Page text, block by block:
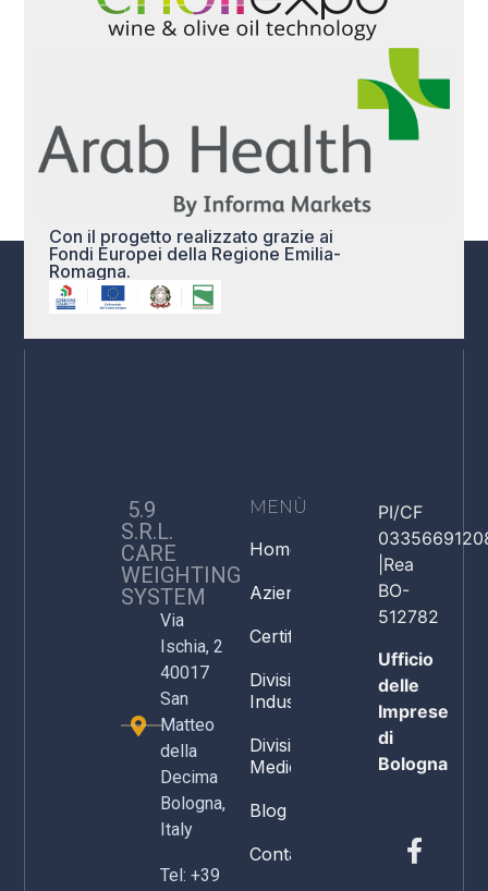
Con il progetto realizzato grazie ai
Fondi Europei della Regione Emilia-
Romagna.
5.9
S.R.L.
CARE
WEIGHTING
SYSTEM
Via
Ischia, 2
40017
San
Matteo
della
Decima
Bologna,
Italy
Tel: +39
MENÙ
Home
Azienda
Certificazioni
Divisione
Industria
Divisione
Medicale
Blog
Contatti
PI/CF
|Rea
BO-
512782
Ufficio
delle
Imprese
di
Bologna